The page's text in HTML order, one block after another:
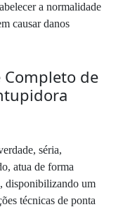
a normalidade
causar danos
de
séria,
atua de forma
disponibilizando um
técnicas de ponta